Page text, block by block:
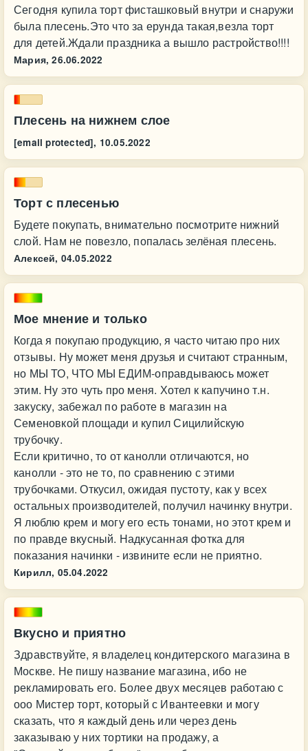
Сегодня купила торт фисташковый внутри и снаружи
была плесень.Это что за ерунда такая,везла торт
для детей.Ждали праздника а вышло растройство!!!!
Мария, 26.06.2022
Плесень на нижнем слое
[email protected], 10.05.2022
Торт с плесенью
Будете покупать, внимательно посмотрите нижний
слой. Нам не повезло, попалась зелёная плесень.
Алексей, 04.05.2022
Мое мнение и только
Когда я покупаю продукцию, я часто читаю про них
отзывы. Ну может меня друзья и считают странным,
но МЫ ТО, ЧТО МЫ ЕДИМ-оправдываюсь может
этим. Ну это чуть про меня. Хотел к капучино т.н.
закуску, забежал по работе в магазин на
Семеновкой площади и купил Сицилийскую
трубочку.
Если критично, то от канолли отличаются, но
канолли - это не то, по сравнению с этими
трубочками. Откусил, ожидая пустоту, как у всех
остальных производителей, получил начинку внутри.
Я люблю крем и могу его есть тонами, но этот крем и
по правде вкусный. Надкусанная фотка для
показания начинки - извините если не приятно.
Кирилл, 05.04.2022
Вкусно и приятно
Здравствуйте, я владелец кондитерского магазина в
Москве. Не пишу название магазина, ибо не
рекламировать его. Более двух месяцев работаю с
ооо Мистер торт, который с Ивантеевки и могу
сказать, что я каждый день или через день
заказываю у них тортики на продажу, а